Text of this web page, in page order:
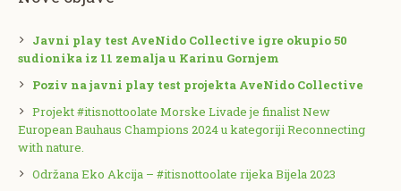
Javni play test AveNido Collective igre okupio 50
sudionika iz 11 zemalja u Karinu Gornjem
Poziv na javni play test projekta AveNido Collective
Projekt #itisnottoolate Morske Livade je finalist New
European Bauhaus Champions 2024 u kategoriji Reconnecting
with nature.
Održana Eko Akcija – #itisnottoolate rijeka Bijela 2023